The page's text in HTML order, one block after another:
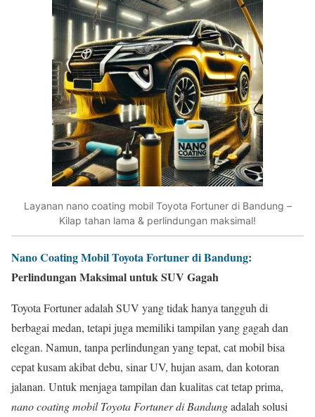
Layanan nano coating mobil Toyota Fortuner di Bandung –
Kilap tahan lama & perlindungan maksimal!
Nano Coating Mobil Toyota Fortuner di Bandung:
Perlindungan Maksimal untuk SUV Gagah
Toyota Fortuner adalah SUV yang tidak hanya tangguh di
berbagai medan, tetapi juga memiliki tampilan yang gagah dan
elegan. Namun, tanpa perlindungan yang tepat, cat mobil bisa
cepat kusam akibat debu, sinar UV, hujan asam, dan kotoran
jalanan. Untuk menjaga tampilan dan kualitas cat tetap prima,
nano coating mobil Toyota Fortuner di Bandungadalah solusi